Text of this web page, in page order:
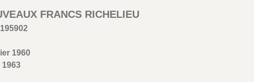
FRANCS RICHELIEU
1960
1963